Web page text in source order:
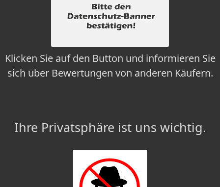
Klicken Sie auf den Button und informieren Sie
sich über Bewertungen von anderen Käufern.
Ihre Privatsphäre ist uns wichtig.